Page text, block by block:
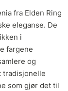
fra Elden Ring
eleganse. De
i
fargene
og
tradisjonelle
som gjør det til